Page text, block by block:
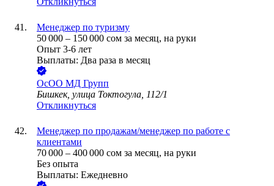
Менеджер по туризму
50 000 – 150 000 сом за месяц, на руки
Опыт 3-6 лет
Выплаты: Два раза в месяц
ОсОО МД Групп
Бишкек, улица Токтогула, 112/1
Откликнуться
Менеджер по продажам/менеджер по работе с
клиентами
70 000 – 400 000 сом за месяц, на руки
Без опыта
Выплаты: Ежедневно